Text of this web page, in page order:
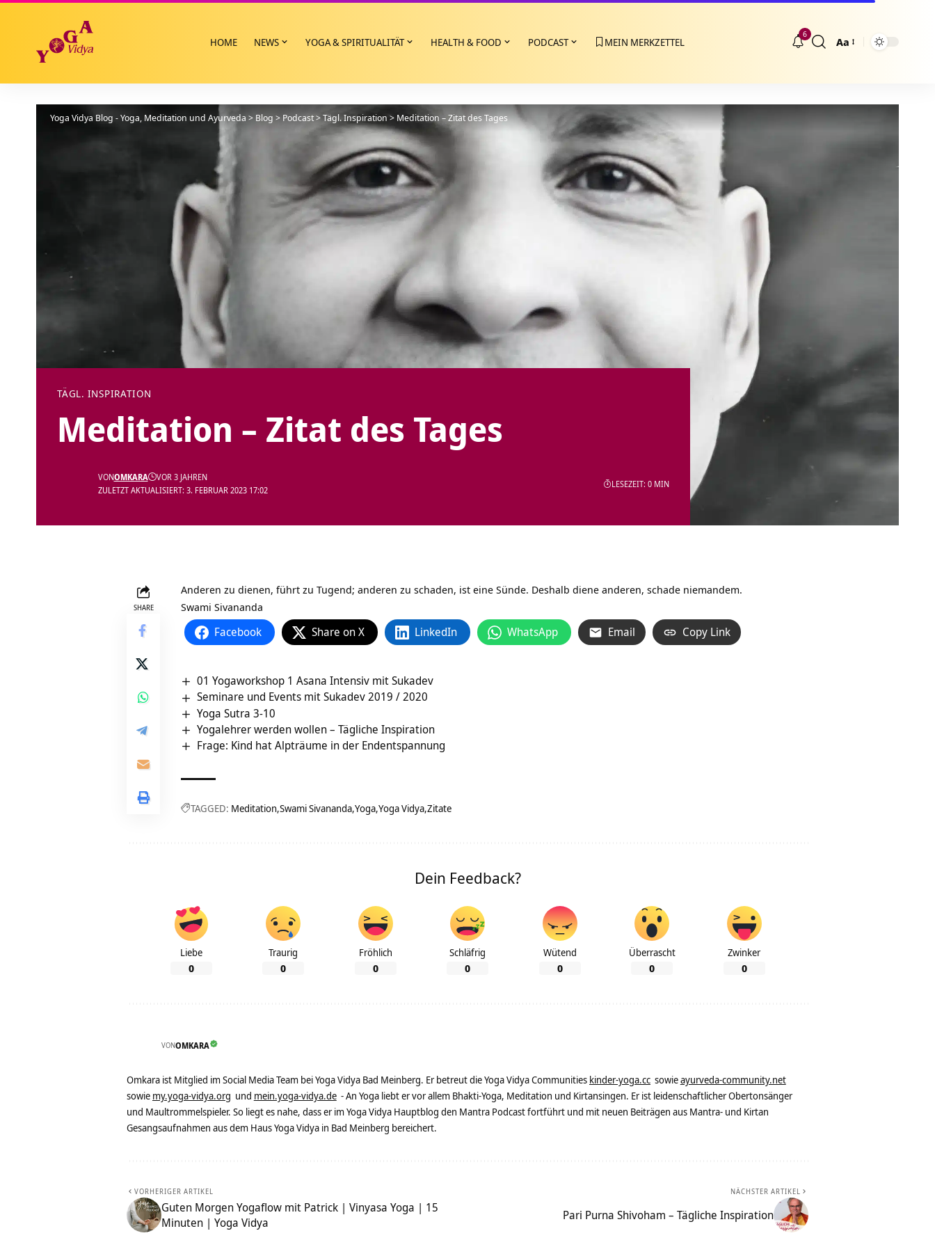
HOME NEWS YOGA & SPIRITUALITÄT HEALTH & FOOD PODCAST MEIN MERKZETTEL
6
Größenänderung
Aa
Yoga Vidya Blog - Yoga, Meditation und Ayurveda > Blog > Podcast>Tägl. Inspiration > Meditation – Zitat des Tages
TÄGL. INSPIRATION
Meditation – Zitat des Tages
ZULETZT AKTUALISIERT: 3. FEBRUAR 2023 17:02
VONOMKARA VOR 3 JAHREN
LESEZEIT: 0 MIN
SHARE
Anderen zu dienen, führt zu Tugend; anderen zu schaden, ist eine Sünde. Deshalb diene anderen, schade niemandem.
Swami Sivananda
Facebook Share on X LinkedIn WhatsApp Email Copy Link
01 Yogaworkshop 1 Asana Intensiv mit Sukadev
Seminare und Events mit Sukadev 2019 / 2020
Yoga Sutra 3-10
Yogalehrer werden wollen – Tägliche Inspiration
Frage: Kind hat Alpträume in der Endentspannung
TAGGED: Meditation Swami Sivananda Yoga Yoga Vidya Zitate
Dein Feedback?
Liebe
0
Traurig
0
Fröhlich
0
Schläfrig
0
Wütend
0
Überrascht
0
Zwinker
0
VONOMKARA
Omkara ist Mitglied im Social Media Team bei Yoga Vidya Bad Meinberg. Er betreut die Yoga Vidya Communities kinder-yoga.cc sowieayurveda-community.net
sowie my.yoga-vidya.org und mein.yoga-vidya.de - An Yoga liebt er vor allem Bhakti-Yoga, Meditation und Kirtansingen. Er ist leidenschaftlicher Obertonsänger
und Maultrommelspieler. So liegt es nahe, dass er im Yoga Vidya Hauptblog den Mantra Podcast fortführt und mit neuen Beiträgen aus Mantra- und Kirtan
Gesangsaufnahmen aus dem Haus Yoga Vidya in Bad Meinberg bereichert.
VORHERIGER ARTIKEL
Guten Morgen Yogaflow mit Patrick | Vinyasa Yoga | 15
Minuten | Yoga Vidya
NÄCHSTER ARTIKEL
Pari Purna Shivoham – Tägliche Inspiration